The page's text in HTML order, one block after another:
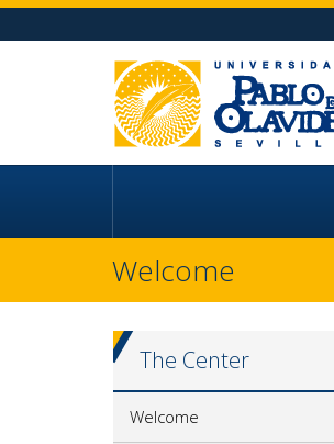
Ir al contenido principal de la página
Ir al pie de la página (alt + p)
Ir al menú principal (alt + u)
Welcome
The Center
Welcome